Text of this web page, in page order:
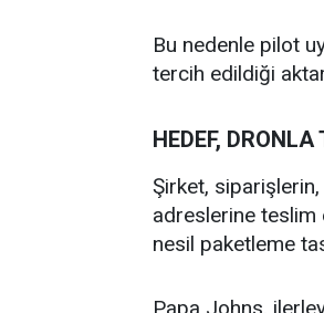
Bu nedenle pilot
tercih edildiği
HEDEF,
Şirket,
adreslerine teslim
nesil paketleme
Papa Johns,